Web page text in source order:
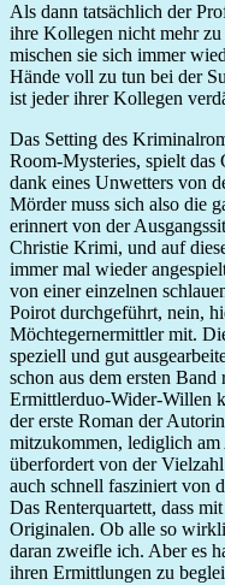
Als dann tatsächlich der
ihre Kollegen nicht mehr zu
mischen sie sich immer
Hände voll zu tun bei der
ist jeder ihrer Kollegen
Das Setting des
Room-Mysteries, spielt das
dank eines Unwetters von
Mörder muss sich also die
erinnert von der
Christie Krimi, und auf
immer mal wieder
von einer einzelnen
Poirot durchgeführt, nein,
Möchtegernermittler mit.
speziell und gut
schon aus dem ersten
Ermittlerduo-Wider-Willen
der erste Roman der
mitzukommen, lediglich
überfordert von der
auch schnell fasziniert von
Das Renterquartett, dass
Originalen. Ob alle so
daran zweifle ich. Aber es
ihren Ermittlungen zu